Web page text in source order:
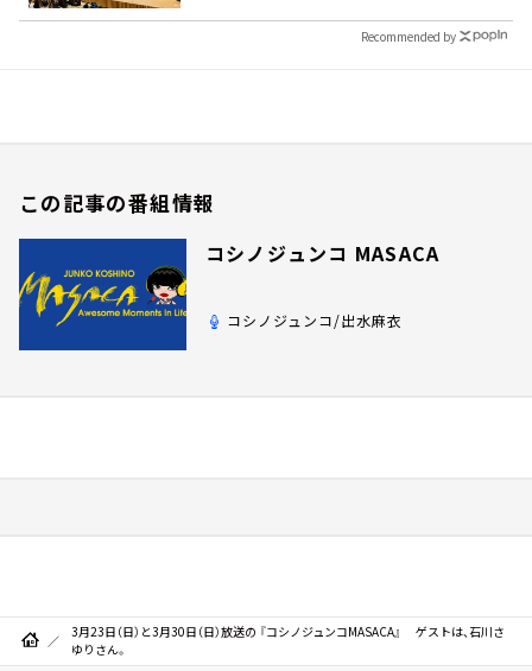
Recommended by
この記事の番組情報
コシノジュンコ MASACA
コシノジュンコ/出水麻衣
3月23日（日）と3月30日（日）放送の 『コシノジュンコMASACA』 ゲストは、石川さ
ゆりさん。